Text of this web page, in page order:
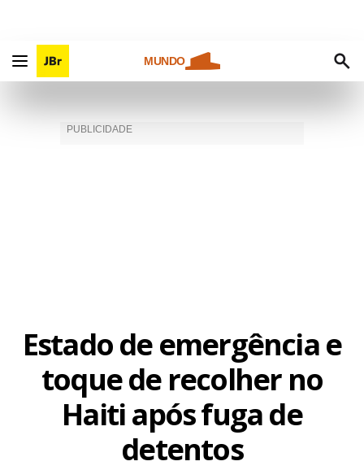
MUNDO
Estado de emergência e
toque de recolher no
Haiti após fuga de
detentos